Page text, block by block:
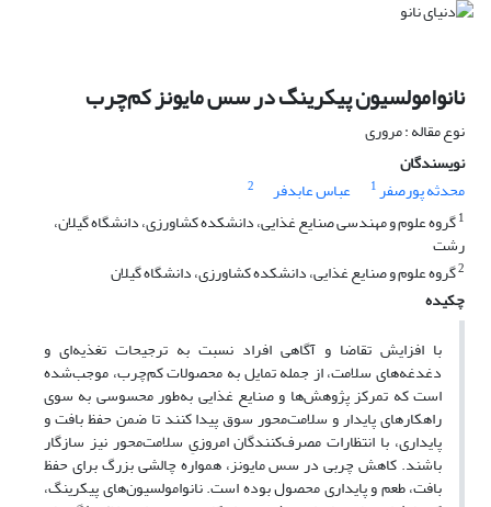
نانوامولسیون پیکرینگ در سس مایونز کم‌چرب
نوع مقاله : مروری
نویسندگان
محدثه پورصفر1 عباس عابدفر
2
1گروه علوم و مهندسی صنایع غذایی، دانشکده کشاورزی، دانشگاه گیلان،
رشت
2گروه علوم و صنایع غذایی، دانشکده کشاورزی، دانشگاه گیلان
چکیده
با افزایش تقاضا و آگاهی افراد نسبت به ترجیحات تغذیه‌ای و
دغدغه‌های سلامت، از جمله تمایل به محصولات کم‌چرب، موجب‌شده
است که تمرکز پژوهش‌ها و صنایع غذایی به‌طور محسوسی به سوی
راهکارهای پایدار و سلامت‌محور سوق پیدا کنند تا ضمن حفظ بافت و
پایداری، با انتظارات مصرف‌کنندگان امروزیِ سلامت‌محور نیز سازگار
باشند. کاهش چربی در سس مایونز، همواره چالشی بزرگ برای حفظ
بافت، طعم و پایداری محصول بوده است. نانوامولسیون‌های پیکرینگ،